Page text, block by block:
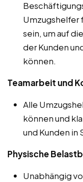
Umzugshelfer
sein, um auf
der Kunden
können.
Teamarbeit und
Alle
können und
und Kunden in
Physische
Unabhängig